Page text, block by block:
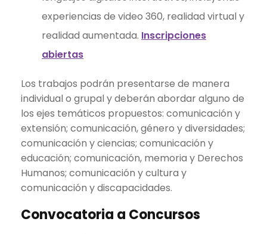
experiencias de video 360, realidad virtual y
realidad aumentada. Inscripciones
abiertas
Los trabajos podrán presentarse de manera
individual o grupal y deberán abordar alguno de
los ejes temáticos propuestos: comunicación y
extensión; comunicación, género y diversidades;
comunicación y ciencias; comunicación y
educación; comunicación, memoria y Derechos
Humanos; comunicación y cultura y
comunicación y discapacidades.
Convocatoria a Concursos